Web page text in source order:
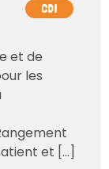
CDI
et de
les
et [...]